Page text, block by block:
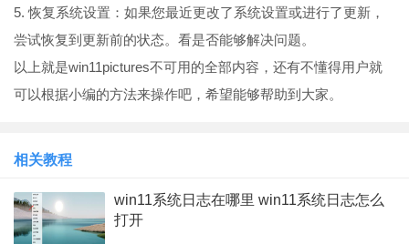
5. 恢复系统设置：如果您最近更改了系统设置或进行了更新，
尝试恢复到更新前的状态。看是否能够解决问题。
以上就是win11pictures不可用的全部内容，还有不懂得用户就
可以根据小编的方法来操作吧，希望能够帮助到大家。
相关教程
win11系统日志在哪里 win11系统日志怎么
打开